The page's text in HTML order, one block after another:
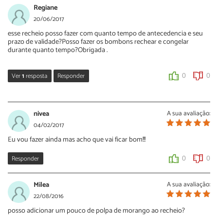
20/11/2017
Oi Luiza, é só misturar com o leite condensado, não precisa
misturar na água antes :)
0
Luiza
20/11/2017
0 0
Regiane
20/06/2017
esse recheio posso fazer com quanto tempo de antecedencia e seu
prazo de validade?Posso fazer os bombons rechear e congelar
durante quanto tempo?Obrigada .
Ver1resposta Responder 0 0
Oi Regiane! Pode fazer esse recheio com 1 dia de antecedência.
Não é aconselhável congelar esse bombom. Se manter os
bombons fechados a uma temperatura ambiente duram 4 a 5
A sua avaliação:
nivea
04/02/2017
Eu vou fazer ainda mas acho que vai ficar bom!!!
Responder 0 0
A sua avaliação:
Milea
22/08/2016
posso adicionar um pouco de polpa de morango ao recheio?